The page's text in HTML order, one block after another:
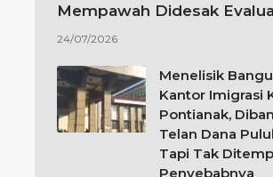
Mempawah Didesak
24/07/2026
Menelisik
Kantor Imigrasi
Pontianak,
Telan Dana
Tapi Tak
Penyebabnya